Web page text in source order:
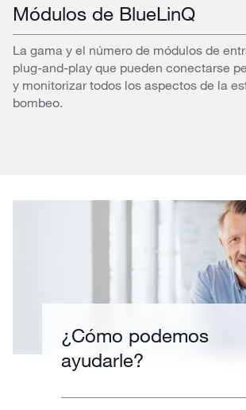
Módulos de BlueLinQ
La gama y el número de módulos de
plug-and-play que pueden conectarse
y monitorizar todos los aspectos de la
bombeo.
¿Cómo podemos
ayudarle?